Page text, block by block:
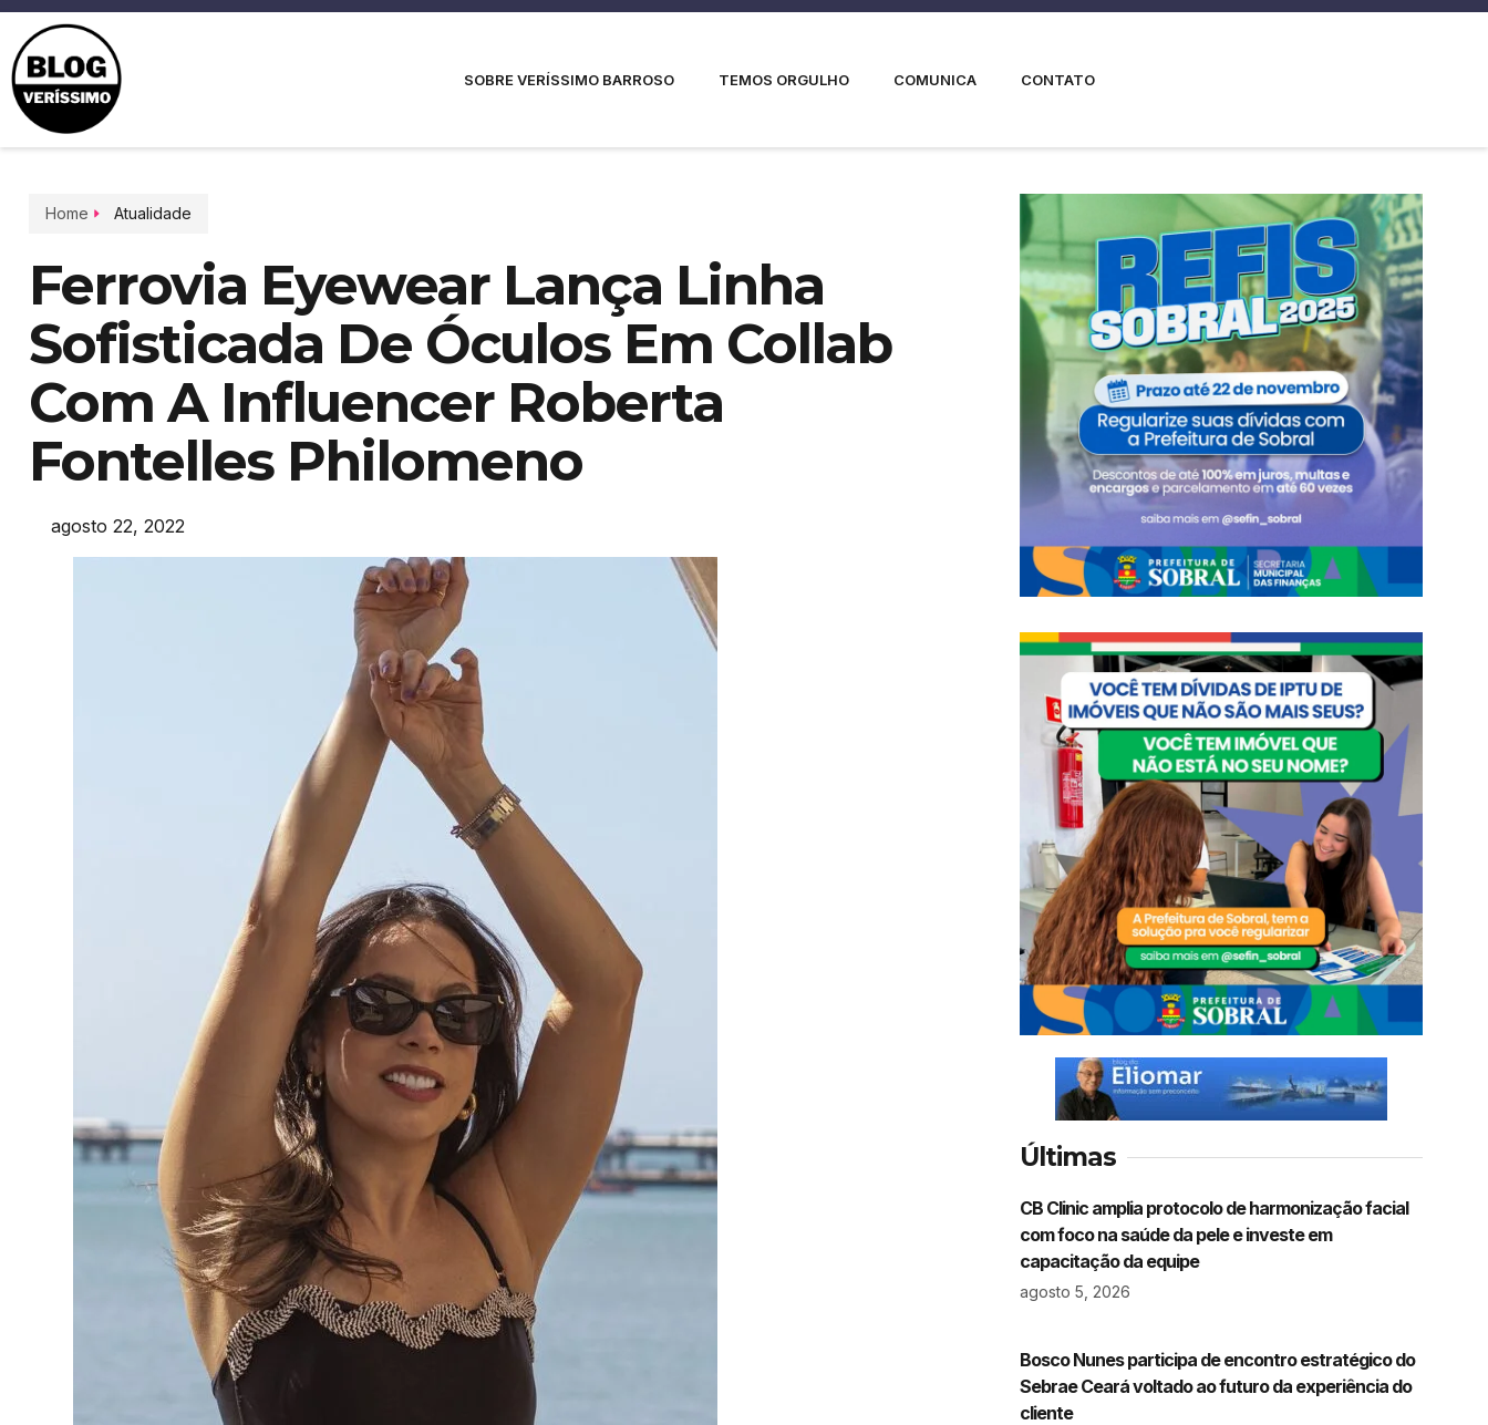
SOBRE VERÍSSIMO BARROSO TEMOS ORGULHO COMUNICA CONTATO
Home Atualidade
Ferrovia Eyewear Lança Linha
Sofisticada De Óculos Em Collab
Com A Influencer Roberta
Fontelles Philomeno
agosto 22, 2022
Últimas
CB Clinic amplia protocolo de harmonização facial
com foco na saúde da pele e investe em
capacitação da equipe
agosto 5, 2026
Bosco Nunes participa de encontro estratégico do
Sebrae Ceará voltado ao futuro da experiência do
cliente